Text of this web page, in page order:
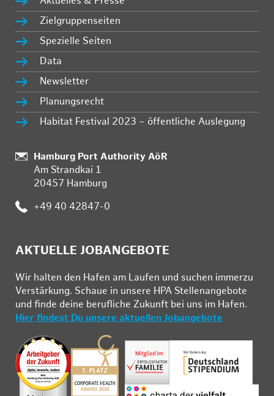
Zielgruppenseiten
Spezielle Seiten
Data
Newsletter
Planungsrecht
Habitat Festival 2023 – öffentliche Auslegung
:
Hamburg Port Authority AöR
Am Strandkai 1
20457 Hamburg
: +49 40 42847-0
AKTUELLE JOBANGEBOTE
Wir hal­ten den Ha­fen am Lau­fen und su­chen im­mer­zu
Ver­stär­kung. Schau­e in un­se­re HPA Stel­len­an­ge­bo­te
und fin­de deine be­ruf­li­che Zu­kunft bei uns im Ha­fen.
Hier findest Du unsere aktuellen Jobangebote